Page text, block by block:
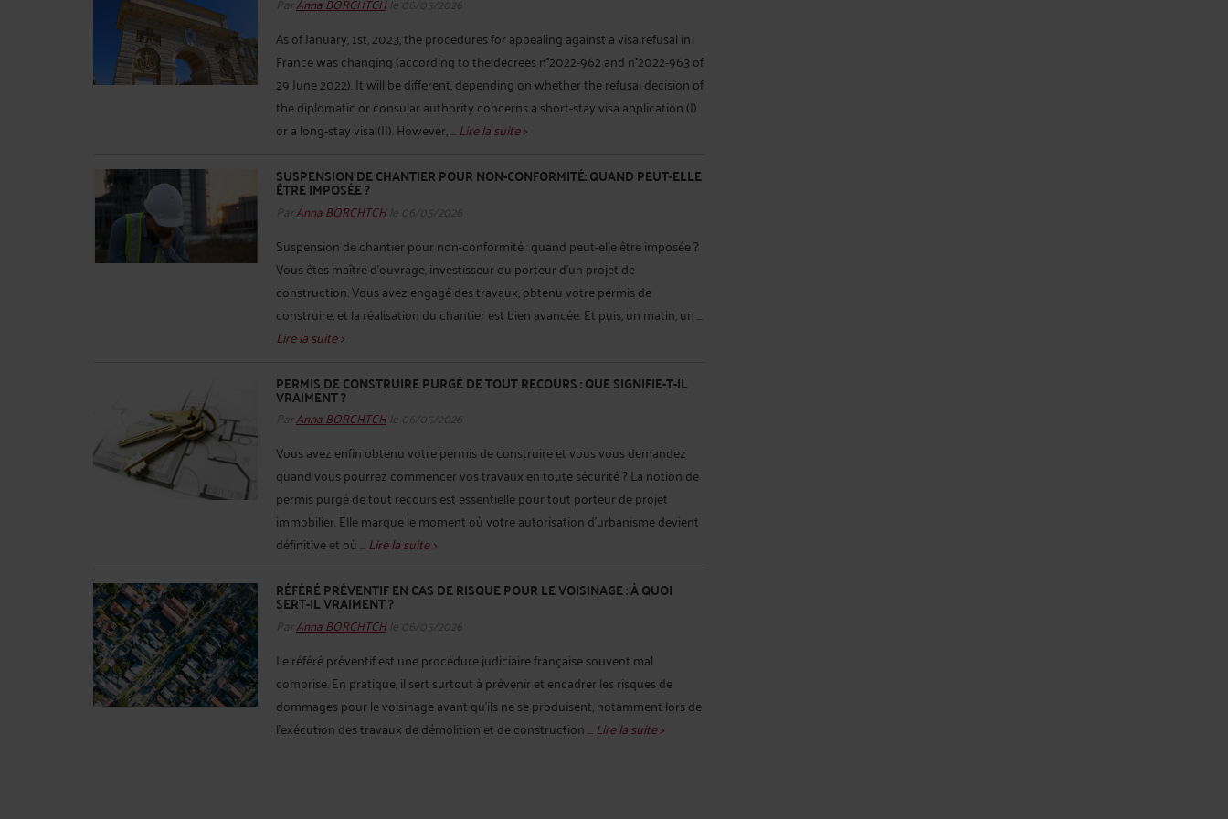
As of January, 1st, 2023, the procedures for appealing against a visa refusal in
France was changing (according to the decrees n°2022-962 and n°2022-963 of
29 June 2022). It will be different, depending on whether the refusal decision of
the diplomatic or consular authority concerns a short-stay visa application (I)
or a long-stay visa (II). However, ...Lire la suite >
SUSPENSION DE CHANTIER POUR NON-CONFORMITÉ: QUAND PEUT-ELLE
ÊTRE IMPOSÉE ?
ParAnna BORCHTCHle 06/05/2026
Suspension de chantier pour non-conformité : quand peut-elle être imposée ?
Vous êtes maître d'ouvrage, investisseur ou porteur d'un projet de
construction. Vous avez engagé des travaux, obtenu votre permis de
construire, et la réalisation du chantier est bien avancée. Et puis, un matin, un ...
Lire la suite >
PERMIS DE CONSTRUIRE PURGÉ DE TOUT RECOURS : QUE SIGNIFIE-T-IL
VRAIMENT ?
ParAnna BORCHTCHle 06/05/2026
Vous avez enfin obtenu votre permis de construire et vous vous demandez
quand vous pourrez commencer vos travaux en toute sécurité ? La notion de
permis purgé de tout recours est essentielle pour tout porteur de projet
immobilier. Elle marque le moment où votre autorisation d'urbanisme devient
définitive et où ...Lire la suite >
RÉFÉRÉ PRÉVENTIF EN CAS DE RISQUE POUR LE VOISINAGE : À QUOI
SERT-IL VRAIMENT ?
ParAnna BORCHTCHle 06/05/2026
Le référé préventif est une procédure judiciaire française souvent mal
comprise. En pratique, il sert surtout à prévenir et encadrer les risques de
dommages pour le voisinage avant qu’ils ne se produisent, notamment lors de
l’exécution des travaux de démolition et de construction ...Lire la suite >